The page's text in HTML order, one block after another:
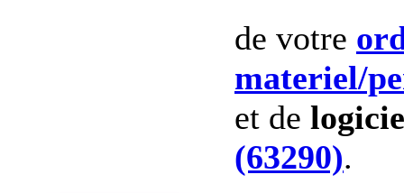
de votre
materiel/
et de
(63290).